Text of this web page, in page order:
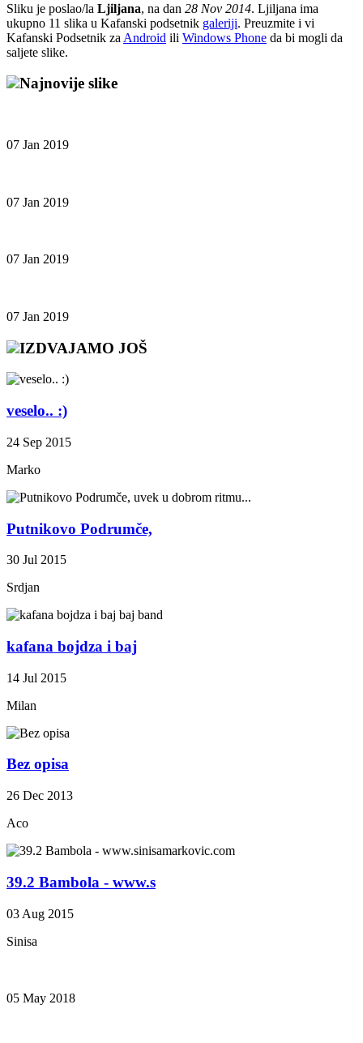
Sliku je poslao/la Ljiljana, na dan 28 Nov 2014. Ljiljana ima
ukupno 11 slika u Kafanski podsetnik galeriji. Preuzmite i vi
Kafanski Podsetnik za Android ili Windows Phone da bi mogli da
saljete slike.
Najnovije slike
07 Jan 2019
07 Jan 2019
07 Jan 2019
07 Jan 2019
IZDVAJAMO JOŠ
veselo.. :)
24 Sep 2015
Marko
Putnikovo Podrumče,
30 Jul 2015
Srdjan
kafana bojdza i baj
14 Jul 2015
Milan
Bez opisa
26 Dec 2013
Aco
39.2 Bambola - www.s
03 Aug 2015
Sinisa
05 May 2018